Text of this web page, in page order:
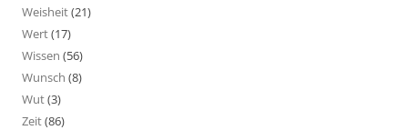
Weisheit(21)
Wert(17)
Wissen (56)
Wunsch (8)
Wut(3)
Zeit(86)